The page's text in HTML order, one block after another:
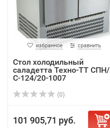
избранное сравнить
Стол холодильный
саладетта Техно-ТТ СПН/
С-124/20-1007
(0)
101 905,71 руб.